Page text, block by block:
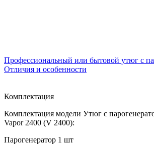
Профессиональный или бытовой утюг с
Отличия и особенности
Комплектация
Комплектация модели Утюг с
Vapor 2400 (V 2400):
Парогенератор 1 шт